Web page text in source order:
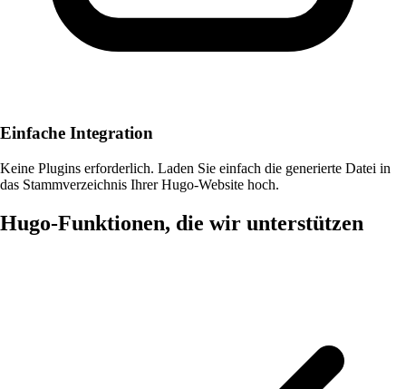
Einfache Integration
Keine Plugins erforderlich. Laden Sie einfach die generierte Datei in
das Stammverzeichnis Ihrer Hugo-Website hoch.
Hugo-Funktionen, die wir unterstützen